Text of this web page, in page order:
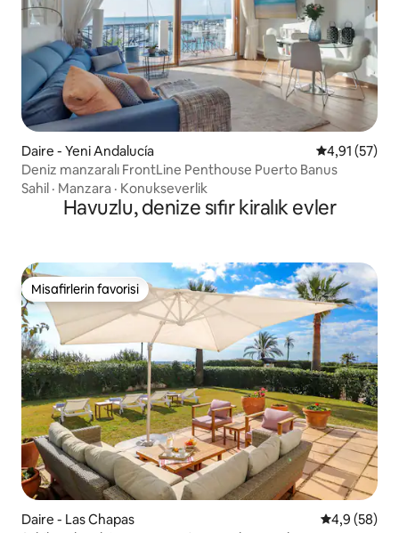
Daire - Yeni Andalucía 5 üzerinden
4,91 (57)
Deniz manzaralı FrontLine Penthouse Puerto Banus
Sahil · Manzara · Konukseverlik
Havuzlu, denize sıfır kiralık evler
Misafirlerin favorisi
Misafirlerin favorisi
Daire - Las Chapas 5 üzerinden
4,9 (58)